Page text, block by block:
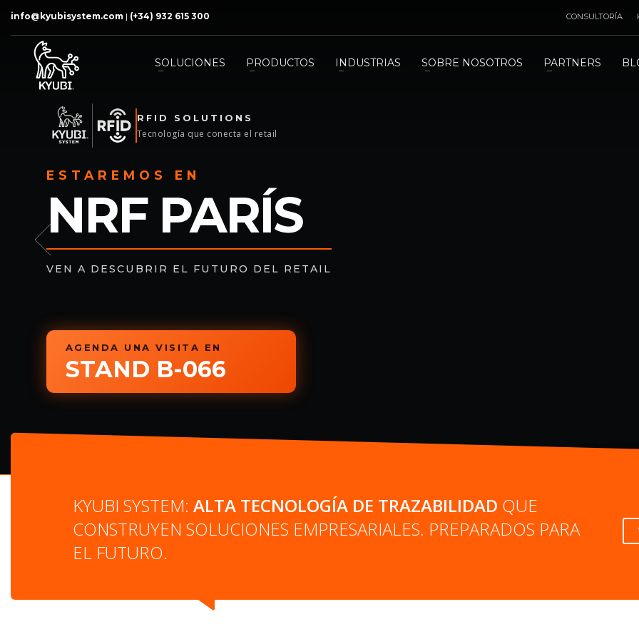
info@kyubisystem.com | (+34) 932 615 300 CONSULTORÍA
SOLUCIONES PRODUCTOS INDUSTRIAS SOBRE NOSOTROS PARTNERS
AIR!NOVO
KYUBI SYSTEM: ALTA TECNOLOGÍA DE TRAZABILIDAD QUE
CONSTRUYEN SOLUCIONES EMPRESARIALES. PREPARADOS PARA
EL FUTURO.